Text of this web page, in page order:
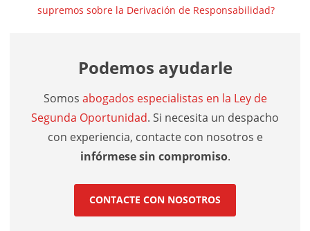
supremos sobre la Derivación de Responsabilidad?
Podemos ayudarle
Somos abogados especialistas en la Ley de
Segunda Oportunidad. Si necesita un despacho
con experiencia, contacte con nosotros e
infórmese sin compromiso.
CONTACTE CON NOSOTROS